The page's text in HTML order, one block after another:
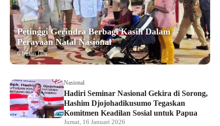
Petinggi Gerindra Berbagi Kasih Dalam
Perayaan Natal Nasional
6 bulan lalu
Nasional
Hadiri Seminar Nasional Gekira di Sorong,
Hashim Djojohadikusumo Tegaskan
Komitmen Keadilan Sosial untuk Papua
Jumat, 16 Januari 2026